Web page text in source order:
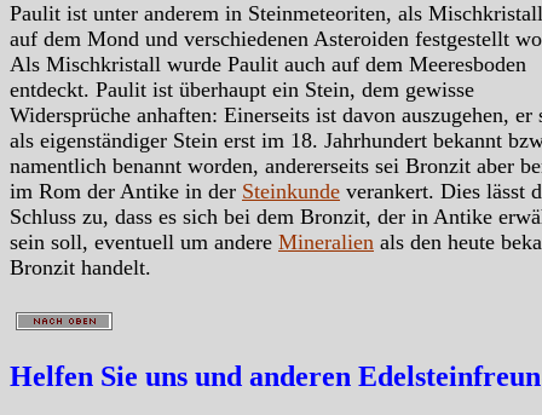
Paulit ist unter anderem in Steinmeteoriten, als
auf dem Mond und verschiedenen Asteroiden festgestellt
Als Mischkristall wurde Paulit auch auf dem Meeresboden
entdeckt. Paulit ist überhaupt ein Stein, dem gewisse
Widersprüche anhaften: Einerseits ist davon auszugehen, er
als eigenständiger Stein erst im 18. Jahrhundert bekannt
namentlich benannt worden, andererseits sei Bronzit aber
im Rom der Antike in der Steinkunde verankert. Dies lässt
Schluss zu, dass es sich bei dem Bronzit, der in Antike
sein soll, eventuell um andere Mineralien als den heute
Bronzit handelt.
Helfen Sie uns und anderen